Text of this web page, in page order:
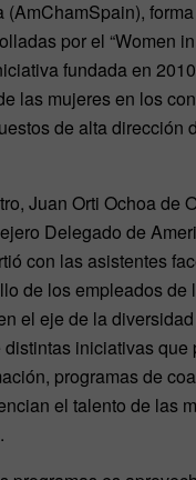
(AmChamSpain),
por el “Women
fundada en
las mujeres en los
de alta dirección
Juan Orti Ochoa de
Delegado de
con las asistentes
de los empleados de
el eje de la
iniciativas que
programas de
el talento de las